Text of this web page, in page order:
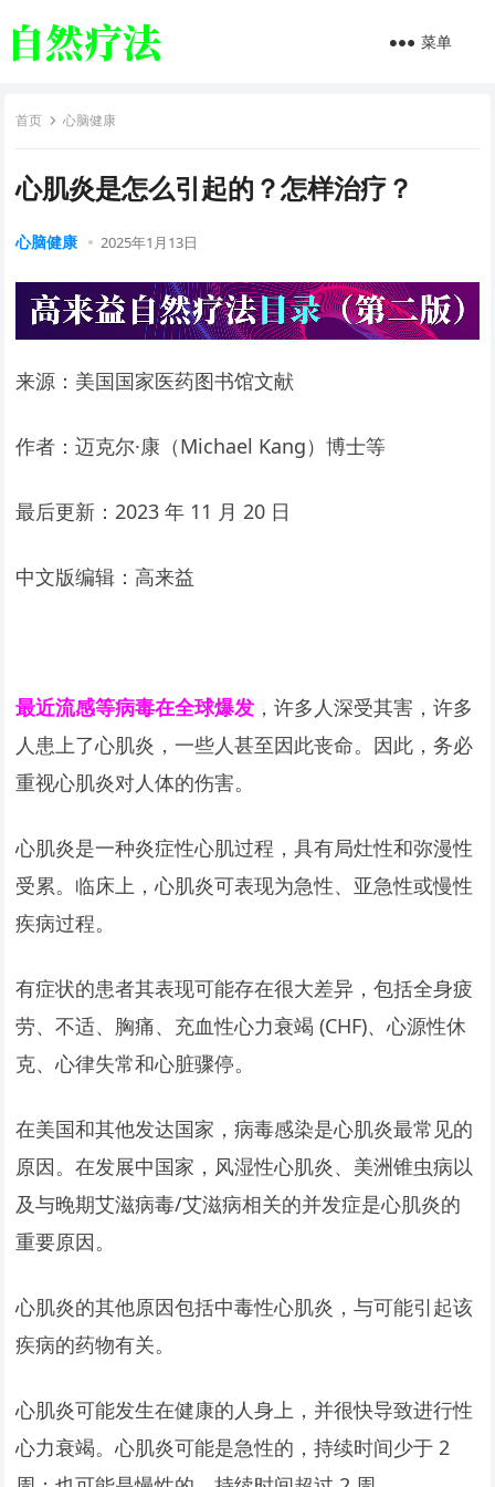
菜单
首页 心脑健康
心肌炎是怎么引起的？怎样治疗？
心脑健康 2025年1月13日
来源：美国国家医药图书馆文献
作者：迈克尔·康（Michael Kang）博士等
最后更新：2023 年 11 月 20 日
中文版编辑：高来益
最近流感等病毒在全球爆发 ，许多人深受其害，许多
人患上了心肌炎，一些人甚至因此丧命。因此，务必
重视心肌炎对人体的伤害。
心肌炎是一种炎症性心肌过程，具有局灶性和弥漫性
受累。临床上，心肌炎可表现为急性、亚急性或慢性
疾病过程。
有症状的患者其表现可能存在很大差异，包括全身疲
劳、不适、胸痛、充血性心力衰竭 (CHF)、心源性休
克、心律失常和心脏骤停。
在美国和其他发达国家，病毒感染是心肌炎最常见的
原因。在发展中国家，风湿性心肌炎、美洲锥虫病以
及与晚期艾滋病毒/艾滋病相关的并发症是心肌炎的
重要原因。
心肌炎的其他原因包括中毒性心肌炎，与可能引起该
疾病的药物有关。
心肌炎可能发生在健康的人身上，并很快导致进行性
心力衰竭。心肌炎可能是急性的，持续时间少于 2